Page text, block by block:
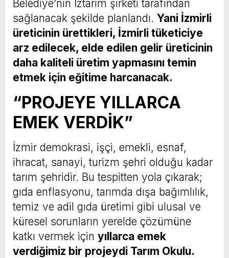
Belediye’nin İztarım şirketi tarafından
sağlanacak şekilde planlandı. Yani İzmirli
üreticinin ürettikleri, İzmirli tüketiciye
arz edilecek, elde edilen gelir üreticinin
daha kaliteli üretim yapmasını temin
etmek için eğitime harcanacak.
“PROJEYE YILLARCA
EMEK VERDİK”
İzmir demokrasi, işçi, emekli, esnaf,
ihracat, sanayi, turizm şehri olduğu kadar
tarım şehridir. Bu tespitten yola çıkarak;
gıda enflasyonu, tarımda dışa bağımlılık,
temiz ve adil gıda üretimi gibi ulusal ve
küresel sorunların yerelde çözümüne
katkı vermek için yıllarca emek
verdiğimiz bir projeydi Tarım Okulu.